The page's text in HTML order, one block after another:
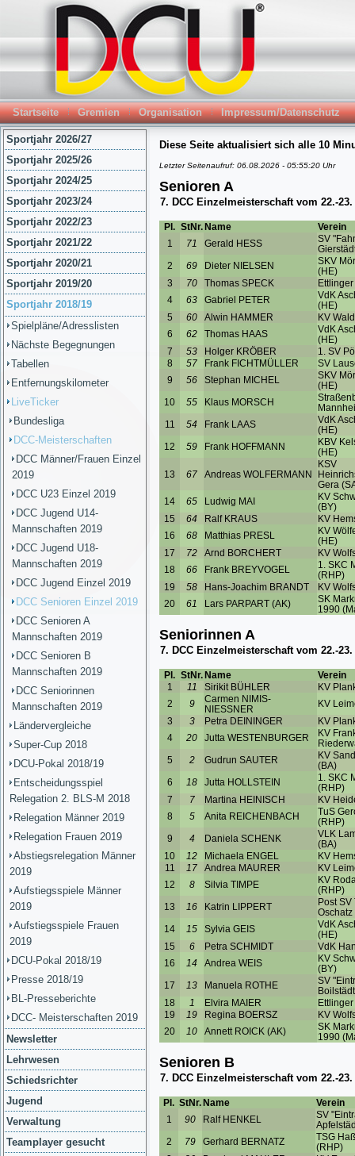
Startseite Gremien Organisation Impressum/Datenschutz
Sportjahr 2026/27
Sportjahr 2025/26
Sportjahr 2024/25
Sportjahr 2023/24
Sportjahr 2022/23
Sportjahr 2021/22
Sportjahr 2020/21
Sportjahr 2019/20
Sportjahr 2018/19
Spielpläne/Adresslisten
Nächste Begegnungen
Tabellen
Entfernungskilometer
LiveTicker
Bundesliga
DCC-Meisterschaften
DCC Männer/Frauen Einzel
2019
DCC U23 Einzel 2019
DCC Jugend U14-
Mannschaften 2019
DCC Jugend U18-
Mannschaften 2019
DCC Jugend Einzel 2019
DCC Senioren Einzel 2019
DCC Senioren A
Mannschaften 2019
DCC Senioren B
Mannschaften 2019
DCC Seniorinnen
Mannschaften 2019
Ländervergleiche
Super-Cup 2018
DCU-Pokal 2018/19
Entscheidungsspiel
Relegation 2. BLS-M 2018
Relegation Männer 2019
Relegation Frauen 2019
Abstiegsrelegation Männer
2019
Aufstiegsspiele Männer
2019
Aufstiegsspiele Frauen
2019
DCU-Pokal 2018/19
Presse 2018/19
BL-Presseberichte
DCC- Meisterschaften 2019
Newsletter
Lehrwesen
Schiedsrichter
Jugend
Verwaltung
Teamplayer gesucht